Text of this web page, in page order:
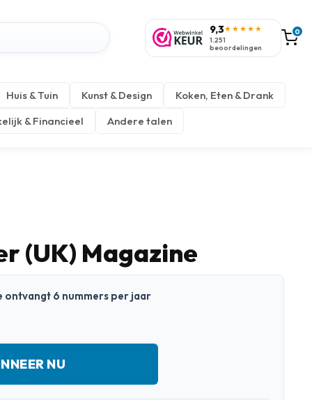
9,3★★★★★
1.251
beoordelingen
0
Huis & Tuin Kunst & Design
Koken, Eten & Drank
& Financieel
Andere talen
(UK) Magazine
ontvangt 6 nummers per jaar
NU